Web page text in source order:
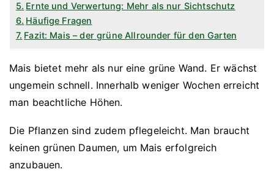
Ernte und Verwertung: Mehr als nur Sichtschutz
Häufige Fragen
Fazit: Mais – der grüne Allrounder für den Garten
Mais bietet mehr als nur eine grüne Wand. Er wächst
ungemein schnell. Innerhalb weniger Wochen erreicht
man beachtliche Höhen.
Die Pflanzen sind zudem pflegeleicht. Man braucht
keinen grünen Daumen, um Mais erfolgreich
anzubauen.